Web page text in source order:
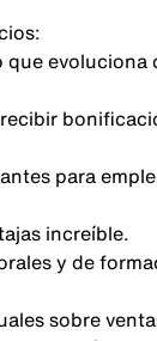
que evoluciona
para
increíble.
y de
sobre